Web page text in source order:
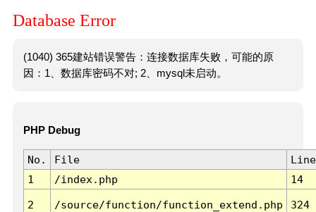
Database Error
(1040) 365建站错误警告：连接数据库失败，可能的原
因：1、数据库密码不对; 2、mysql未启动。
PHP Debug
No. File
Line
1
/index.php 14
2 /source/function/function_extend.php 324